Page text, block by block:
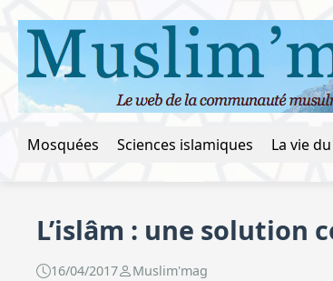
Mosquées Sciences islamiques
L’islâm : une solution
16/04/2017 Muslim'mag